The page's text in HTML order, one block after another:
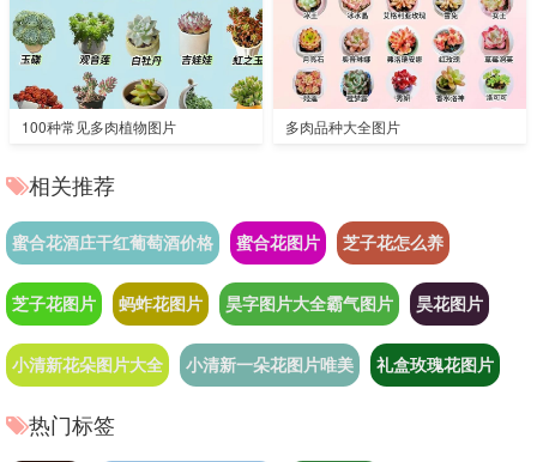
100种常见多肉植物图片 多肉品种大全图片
相关推荐
蜜合花酒庄干红葡萄酒价格 蜜合花图片 芝子花怎么养
芝子花图片 蚂蚱花图片 昊字图片大全霸气图片 昊花图片
小清新花朵图片大全 小清新一朵花图片唯美 礼盒玫瑰花图片
热门标签